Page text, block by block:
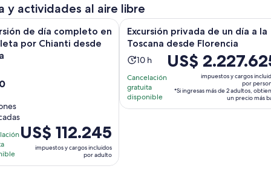
y actividades al aire libre
de día completo en
por Chianti desde
El
precio
de
US$ 112.245
impuestos y cargos incluidos
por adulto
día completo en bicicleta por Chianti desde Siena Se
Excursión privada de un día a la
Toscana desde Florencia
La
actividad
dura
10
horas
10 h
Cancelación
gratuita
disponible
El
precio
es
de
US$ 2.227.625.
US$
impuestos y cargos
por
*Si ingresas más de 2 adultos,
un precio más
Excursión privada de un día a la